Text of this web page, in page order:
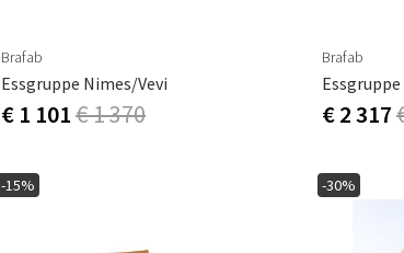
Brafab
Essgruppe Nimes/Vevi
€ 1 101€ 1 370
Brafab
€ 2 317
-15% -30%